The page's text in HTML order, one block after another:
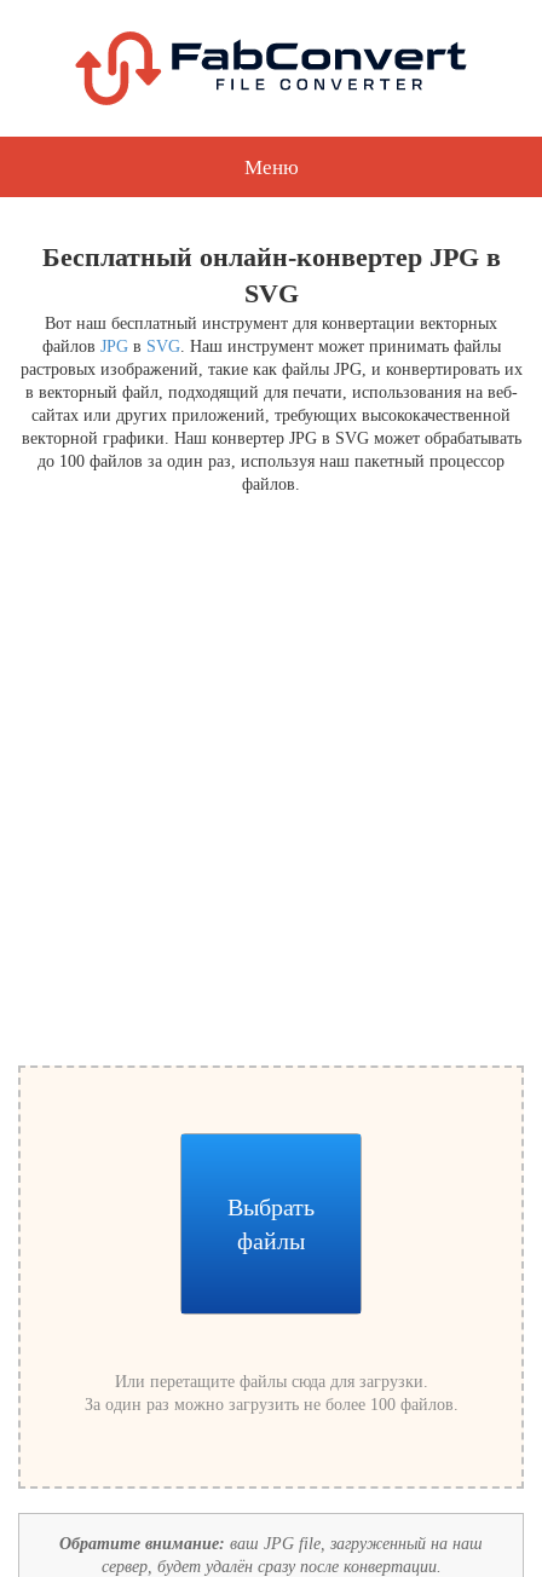
Меню
Бесплатный онлайн-конвертер JPG в
SVG
Вот наш бесплатный инструмент для конвертации векторных
файлов JPGв SVG. Наш инструмент может принимать файлы
растровых изображений, такие как файлы JPG, и конвертировать их
в векторный файл, подходящий для печати, использования на веб-
сайтах или других приложений, требующих высококачественной
векторной графики. Наш конвертер JPG в SVG может обрабатывать
до 100 файлов за один раз, используя наш пакетный процессор
файлов.
Выбрать
файлы
Или перетащите файлы сюда для загрузки.
За один раз можно загрузить не более 100 файлов.
Обратите внимание: ваш JPG file, загруженный на наш
сервер, будет удалён сразу после конвертации.